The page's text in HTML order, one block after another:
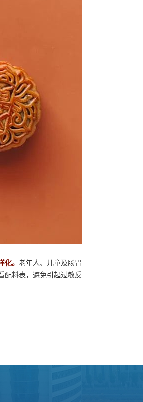
。 老年人、儿童及肠胃
配料表，避免引起过敏反